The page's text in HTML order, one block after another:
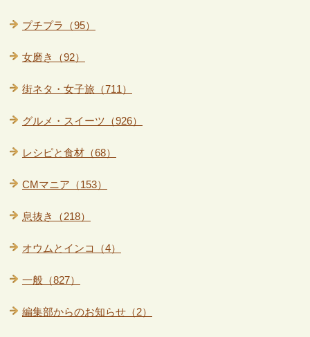
プチプラ（95）
女磨き（92）
街ネタ・女子旅（711）
グルメ・スイーツ（926）
レシピと食材（68）
CMマニア（153）
息抜き（218）
オウムとインコ（4）
一般（827）
編集部からのお知らせ（2）